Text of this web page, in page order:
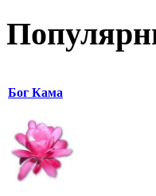
Бог Кама